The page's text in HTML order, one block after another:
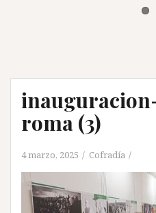
roma (3)
4 marzo, 2025 Cofradía